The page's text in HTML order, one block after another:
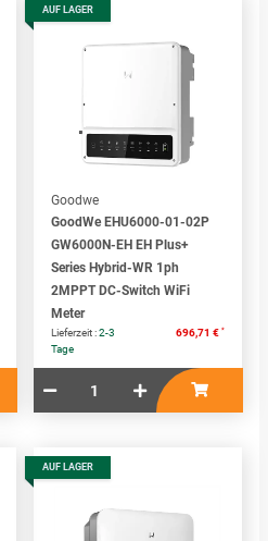
AUF LAGER
Goodwe
GoodWe EHU6000-01-02P
GW6000N-EH EH Plus+
Series Hybrid-WR 1ph
2MPPT DC-Switch WiFi
Meter
Lieferzeit :2-3
Tage
696,71 € *
AUF LAGER